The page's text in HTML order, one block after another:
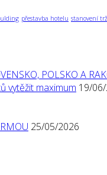
přestavba hotelu stanovení
POLSKO A
vytěžit maximum 19/
25/05/2026